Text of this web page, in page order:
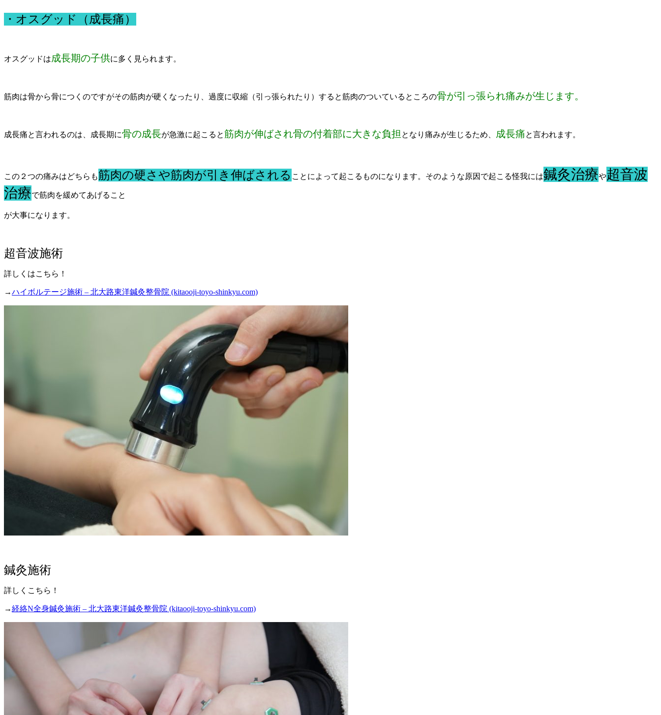
・オスグッド（成長痛）
オスグッドは成長期の子供に多く見られます。
筋肉は骨から骨につくのですがその筋肉が硬くなったり、過度に収縮（引っ張られたり）すると筋肉のついているところの骨が引っ張られ痛みが生じます。
成長痛と言われるのは、成長期に骨の成長が急激に起こると筋肉が伸ばされ骨の付着部に大きな負担 となり痛みが生じるため、 成長痛と言われます。
この２つの痛みはどちらも筋肉の硬さや筋肉が引き伸ばされる ことによって起こるものになります。そのような原因で起こる怪我には鍼灸治療や超音波
治療で筋肉を緩めてあげること
が大事になります。
超音波施術
詳しくはこちら！
→ハイボルテージ施術 – 北大路東洋鍼灸整骨院 (kitaooji-toyo-shinkyu.com)
鍼灸施術
詳しくこちら！
→経絡N全身鍼灸施術 – 北大路東洋鍼灸整骨院 (kitaooji-toyo-shinkyu.com)